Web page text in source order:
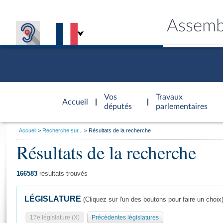
Accueil
d'accueil
Vos
députés
Travaux
parlementaires
Général
Vous
Accueil Recherche sur... Résultats de la recherche
Résultats de la recherche
166583 résultats trouvés
LÉGISLATURE (Cliquez sur l'un des boutons pour faire un choix)
17e législature (X) Précédentes législatures